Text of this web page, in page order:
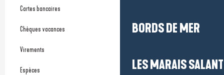
BORDS DE MER
LES MARAIS
Cartes bancaires
Chèques vacances
Virements
Espèces